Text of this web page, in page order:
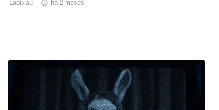
Ladislau  há 2 meses